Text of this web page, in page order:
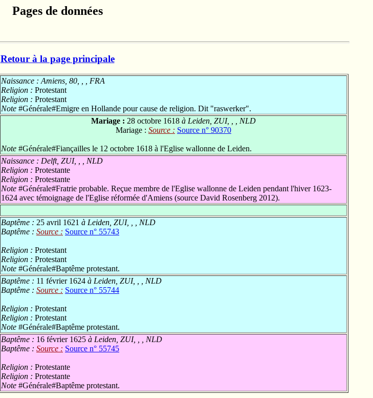
Pages de données
Retour à la page principale
Naissance : Amiens, 80, , , FRA
Religion : Protestant
Religion : Protestant
Note #Générale#Emigre en Hollande pour cause de religion. Dit "raswerker".
Mariage : 28 octobre 1618 à Leiden, ZUI, , , NLD
Mariage : Source : Source n° 90370
Note #Générale#Fiançailles le 12 octobre 1618 à l'Eglise wallonne de Leiden.
Naissance : Delft, ZUI, , , NLD
Religion : Protestante
Religion : Protestante
Note #Générale#Fratrie probable. Reçue membre de l'Eglise wallonne de Leiden pendant l'hiver 1623-
1624 avec témoignage de l'Eglise réformée d'Amiens (source David Rosenberg 2012).
Baptême : 25 avril 1621 à Leiden, ZUI, , , NLD
Baptême : Source : Source n° 55743
Religion : Protestant
Religion : Protestant
Note #Générale#Baptême protestant.
Baptême : 11 février 1624 à Leiden, ZUI, , , NLD
Baptême : Source : Source n° 55744
Religion : Protestant
Religion : Protestant
Note #Générale#Baptême protestant.
Baptême : 16 février 1625 à Leiden, ZUI, , , NLD
Baptême : Source : Source n° 55745
Religion : Protestante
Religion : Protestante
Note #Générale#Baptême protestant.